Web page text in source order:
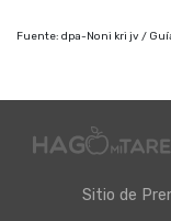
Fuente: dpa-Noni kri jv /
Sitio de